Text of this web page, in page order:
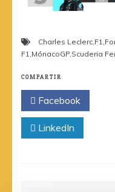
Charles Leclerc,F1,
F1,MónacoGP,Scuderia
COMPARTIR
Facebook
LinkedIn